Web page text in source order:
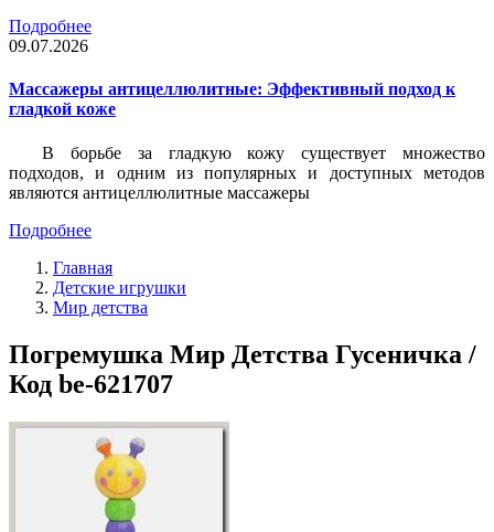
Подробнее
09.07.2026
Массажеры антицеллюлитные: Эффективный подход к
гладкой коже
В борьбе за гладкую кожу существует множество
подходов, и одним из популярных и доступных методов
являются антицеллюлитные массажеры
Подробнее
Главная
Детские игрушки
Мир детства
Погремушка Мир Детства Гусеничка /
Код be-621707